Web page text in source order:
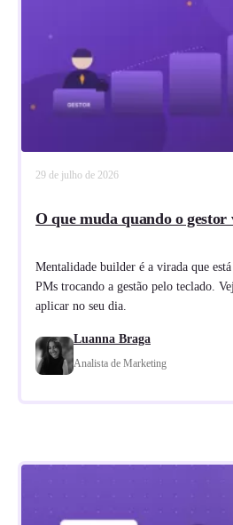
29 de julho de 2026
O que muda quando o
Mentalidade builder é a virada que
PMs trocando a gestão pelo teclado.
aplicar no seu dia.
Luanna Braga
Analista de Marketing